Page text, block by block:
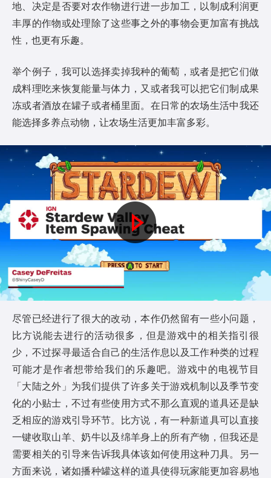
地、决定是否要对农作物进行进一步加工，以制成利润更
丰厚的作物或处理除了这些事之外的事物会更加富有挑战
性，也更有乐趣。
举个例子，我可以选择卖掉我种的葡萄，或者是把它们做
成料理吃来恢复能量与体力，又或者我可以把它们制成果
冻或者酒放在罐子或者桶里面。在日常的农场生活中我还
能选择多养点动物，让农场生活更加丰富多彩。
P
l
y
V
i
d
e
o
尽管已经进行了很大的改动，本作仍然留有一些小问题，
比方说能去进行的活动很多，但是游戏中的相关指引很
少，不过探寻最适合自己的生活作息以及工作种类的过程
可能才是作者想带给我们的乐趣吧。游戏中的电视节目
「大陆之外」为我们提供了许多关于游戏机制以及季节变
化的小贴士，不过有些使用方式不那么直观的道具还是缺
乏相应的游戏引导环节。比方说，有一种新道具可以直接
一键收取山羊、奶牛以及绵羊身上的所有产物，但我还是
需要相关的引导来告诉我具体该如何使用这种刀具。另一
方面来说，诸如播种罐这样的道具使得玩家能更加容易地